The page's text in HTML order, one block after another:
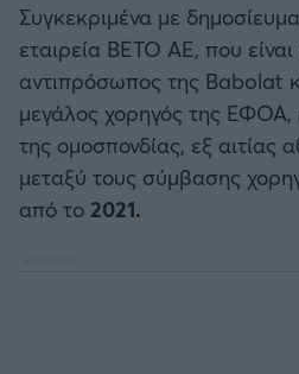
Παναιτωλικός
Καλαμάτα
Ηρακλής
Μπαρτσελόνα
Συγκεκριμένα με
εταιρεία ΒΕΤΟ ΑΕ, που είναι
αντιπρόσωπος της Babolat
μεγάλος χορηγός της
της ομοσπονδίας, εξ αιτίας
μεταξύ τους σύμβασης
από το 2021.